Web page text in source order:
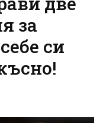
за
си